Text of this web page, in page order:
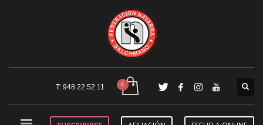
T: 948 22 52 11